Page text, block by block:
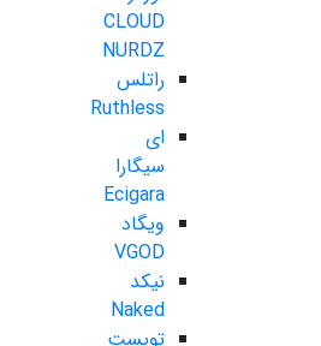
CLOUD
NURDZ
راتلس
Ruthless
ای
سیگارا
Ecigara
ویگاد
VGOD
نیکد
Naked
تویست